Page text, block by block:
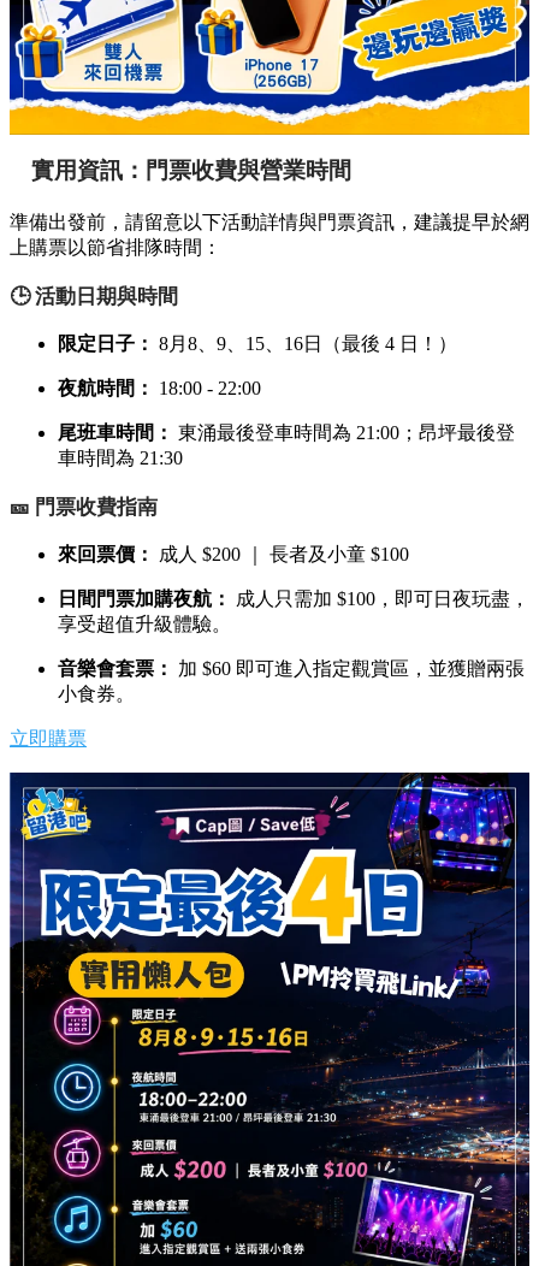
實用資訊：門票收費與營業時間
準備出發前，請留意以下活動詳情與門票資訊，建議提早於網
上購票以節省排隊時間：
🕒 活動日期與時間
限定日子： 8月8、9、15、16日（最後 4 日！）
夜航時間： 18:00 - 22:00
尾班車時間： 東涌最後登車時間為 21:00；昂坪最後登
車時間為 21:30
🎫 門票收費指南
來回票價： 成人 $200 ｜ 長者及小童 $100
日間門票加購夜航：
成人只需加 $100，即可日夜玩盡，
享受超值升級體驗。
音樂會套票：
加 $60 即可進入指定觀賞區，並獲贈兩張
小食券。
立即購票